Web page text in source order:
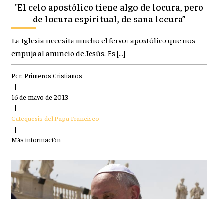
"El celo apostólico tiene algo de locura, pero
de locura espiritual, de sana locura”
La Iglesia necesita mucho el fervor apostólico que nos
empuja al anuncio de Jesús. Es […]
Por: Primeros Cristianos
|
16 de mayo de 2013
|
Catequesis del Papa Francisco
|
Más información